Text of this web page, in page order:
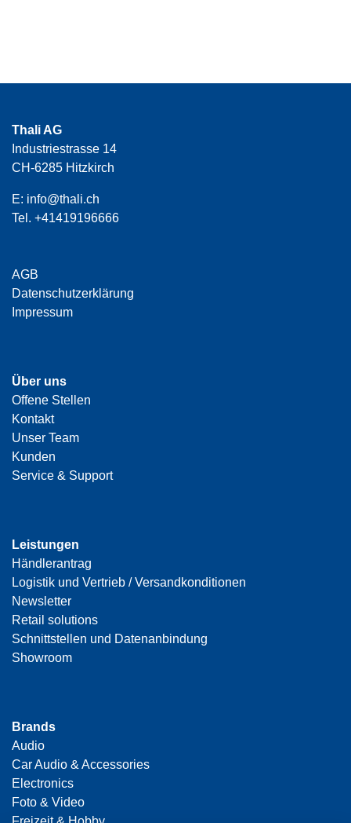
Thali AG
Industriestrasse 14
CH-6285 Hitzkirch
E: info@thali.ch
Tel. +41419196666
AGB
Datenschutzerklärung
Impressum
Über uns
Offene Stellen
Kontakt
Unser Team
Kunden
Service & Support
Leistungen
Händlerantrag
Logistik und Vertrieb / Versandkonditionen
Newsletter
Retail solutions
Schnittstellen und Datenanbindung
Showroom
Brands
Audio
Car Audio & Accessories
Electronics
Foto & Video